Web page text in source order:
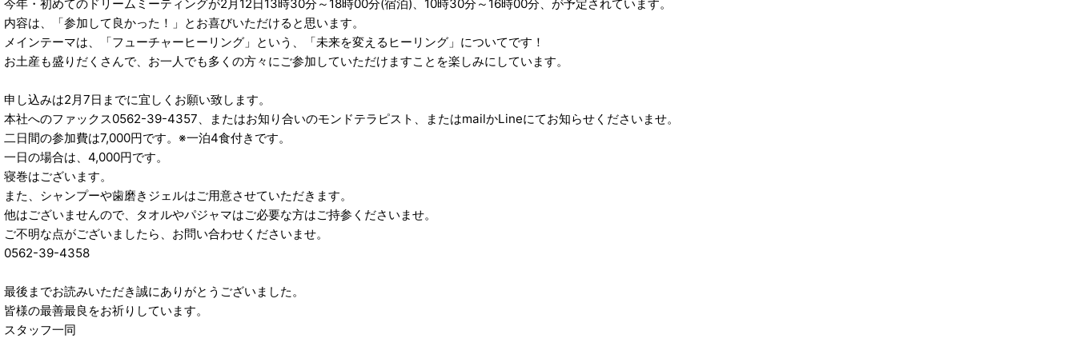
今年・初めてのドリームミーティングが2月12日13時30分～18時00分(宿泊)、10時30分～16時00分、が予定されています。
内容は、「参加して良かった！」とお喜びいただけると思います。
メインテーマは、「フューチャーヒーリング」という、「未来を変えるヒーリング」についてです！
お土産も盛りだくさんで、お一人でも多くの方々にご参加していただけますことを楽しみにしています。
申し込みは2月7日までに宜しくお願い致します。
本社へのファックス0562-39-4357、またはお知り合いのモンドテラピスト、またはmailかLineにてお知らせくださいませ。
二日間の参加費は7,000円です。※一泊4食付きです。
一日の場合は、4,000円です。
寝巻はございます。
また、シャンプーや歯磨きジェルはご用意させていただきます。
他はございませんので、タオルやパジャマはご必要な方はご持参くださいませ。
ご不明な点がございましたら、お問い合わせくださいませ。
0562-39-4358
最後までお読みいただき誠にありがとうございました。
皆様の最善最良をお祈りしています。
スタッフ一同